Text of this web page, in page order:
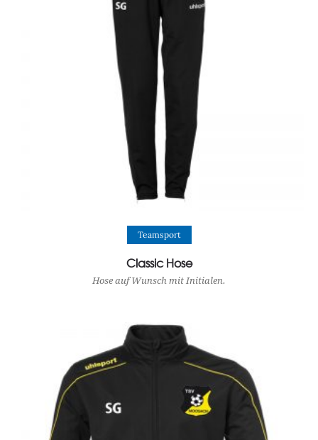
View Product
Teamsport
Classic Hose
Hose auf Wunsch mit Initialen.